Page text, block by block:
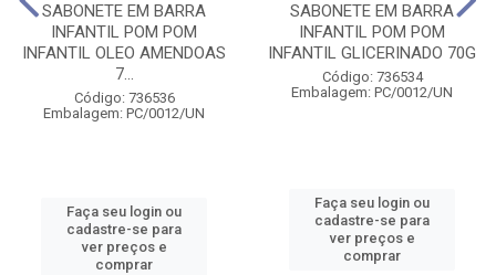
SABONETE EM BARRA
INFANTIL POM POM
INFANTIL OLEO AMENDOAS
7...
Código: 736536
Embalagem: PC/0012/UN
Faça seu login ou
cadastre-se para
ver preços e
comprar
SABONETE EM BARRA
INFANTIL POM POM
INFANTIL GLICERINADO 70G
Código: 736534
Embalagem: PC/0012/UN
Faça seu login ou
cadastre-se para
ver preços e
comprar